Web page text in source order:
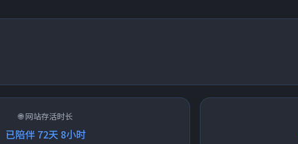
🌐 网站存活时长
已陪伴 72天 8小时